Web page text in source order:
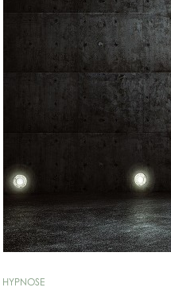
HYPNOSE